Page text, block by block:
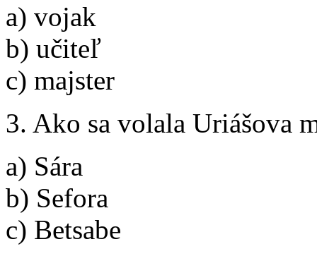
a) vojak
b) učiteľ
c) majster
3. Ako sa volala Uriášova
a) Sára
b) Sefora
c) Betsabe